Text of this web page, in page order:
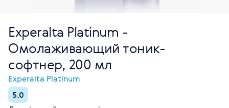
Experalta Platinum -
Омолаживающий тоник-
софтнер, 200 мл
Experalta Platinum
5.0